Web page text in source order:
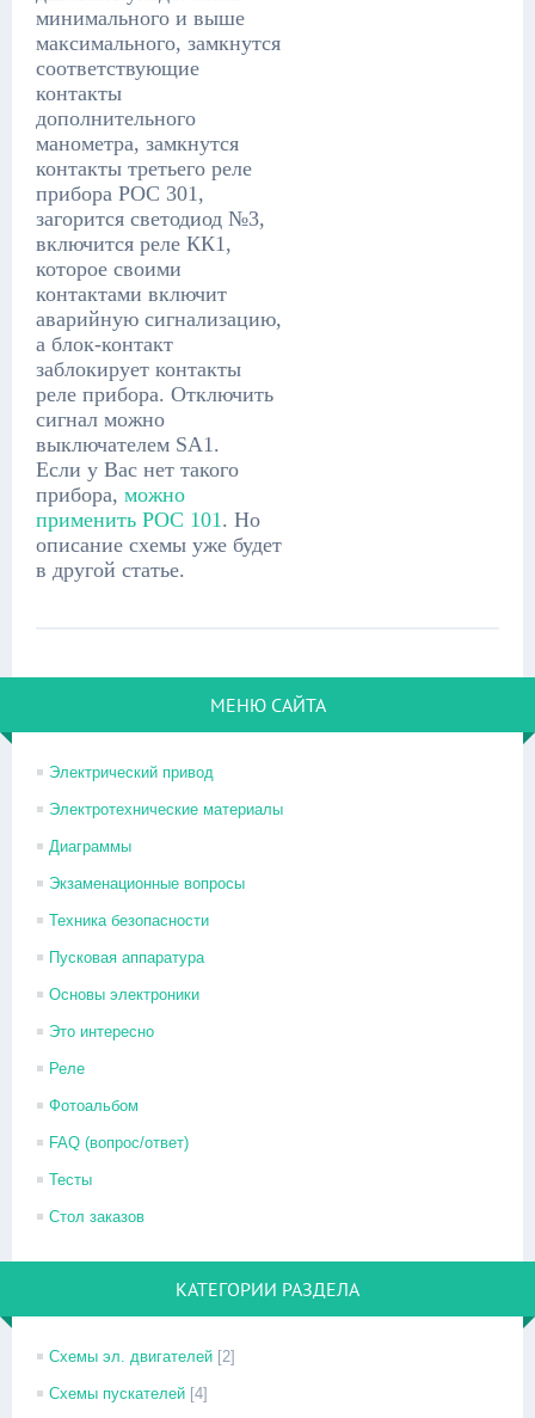
минимального и выше
максимального, замкнутся
соответствующие
контакты
дополнительного
манометра, замкнутся
контакты третьего реле
прибора РОС 301,
загорится светодиод №3,
включится реле КК1,
которое своими
контактами включит
аварийную сигнализацию,
а блок-контакт
заблокирует контакты
реле прибора. Отключить
сигнал можно
выключателем SA1.
Если у Вас нет такого
прибора, можно
применить РОС 101. Но
описание схемы уже будет
в другой статье.
МЕНЮ САЙТА
Электрический привод
Электротехнические материалы
Диаграммы
Экзаменационные вопросы
Техника безопасности
Пусковая аппаратура
Основы электроники
Это интересно
Реле
Фотоальбом
FAQ (вопрос/ответ)
Тесты
Стол заказов
КАТЕГОРИИ РАЗДЕЛА
Схемы эл. двигателей [2]
Схемы пускателей [4]